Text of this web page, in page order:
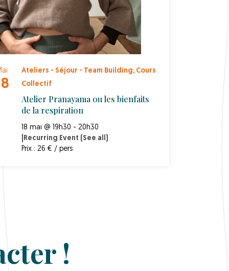
Ateliers - Séjour - Team Building, Cours
Collectif
Atelier Pranayama ou les bienfaits
de la respiration
18 mai @ 19h30 - 20h30
Recurring Event (See all)
Prix : 26 € / pers
!